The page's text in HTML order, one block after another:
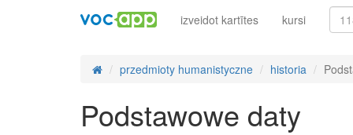
izveidot kartītes kursi
przedmioty humanistyczne historia
Podstawowe daty